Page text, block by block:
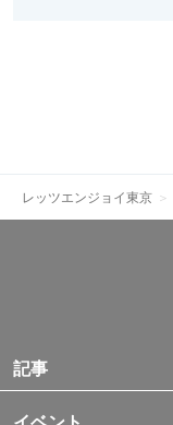
レッツエンジョイ東京
記事